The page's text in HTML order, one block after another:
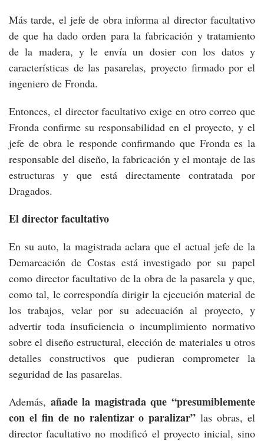
Más tarde, el jefe de obra informa al director facultativo
de que ha dado orden para la fabricación y tratamiento
de la madera, y le envía un dosier con los datos y
características de las pasarelas, proyecto firmado por el
ingeniero de Fronda.
Entonces, el director facultativo exige en otro correo que
Fronda confirme su responsabilidad en el proyecto, y el
jefe de obra le responde confirmando que Fronda es la
responsable del diseño, la fabricación y el montaje de las
estructuras y que está directamente contratada por
Dragados.
El director facultativo
En su auto, la magistrada aclara que el actual jefe de la
Demarcación de Costas está investigado por su papel
como director facultativo de la obra de la pasarela y que,
como tal, le correspondía dirigir la ejecución material de
los trabajos, velar por su adecuación al proyecto, y
advertir toda insuficiencia o incumplimiento normativo
sobre el diseño estructural, elección de materiales u otros
detalles constructivos que pudieran comprometer la
seguridad de las pasarelas.
Además, añade la magistrada que “presumiblemente
con el fin de no ralentizar o paralizar” las obras, el
director facultativo no modificó el proyecto inicial, sino